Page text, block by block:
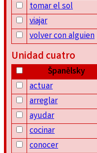
tomar el sol
viajar
volver con alguien
Unidad cuatro
Španělsky
actuar
arreglar
ayudar
cocinar
conocer